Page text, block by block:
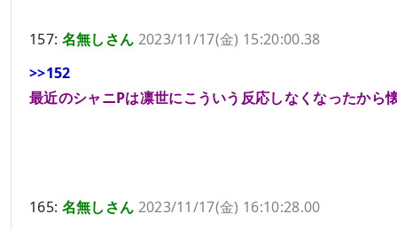
157: 名無しさん 2023/11/17(金) 15:20:00.38
>>152
最近のシャニPは凛世にこういう反応しなくなったから
165: 名無しさん 2023/11/17(金) 16:10:28.00